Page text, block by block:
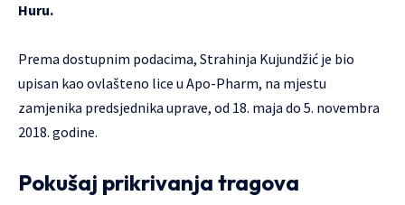
Huru.
Prema dostupnim podacima, Strahinja Kujundžić je bio
upisan kao ovlašteno lice u Apo-Pharm, na mjestu
zamjenika predsjednika uprave, od 18. maja do 5. novembra
2018. godine.
Pokušaj prikrivanja tragova